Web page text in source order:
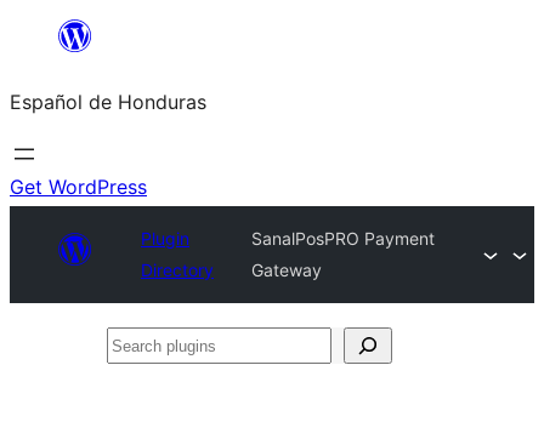
content
Español de Honduras
Get WordPress
Plugin
Directory
SanalPosPRO Payment
Gateway
Search